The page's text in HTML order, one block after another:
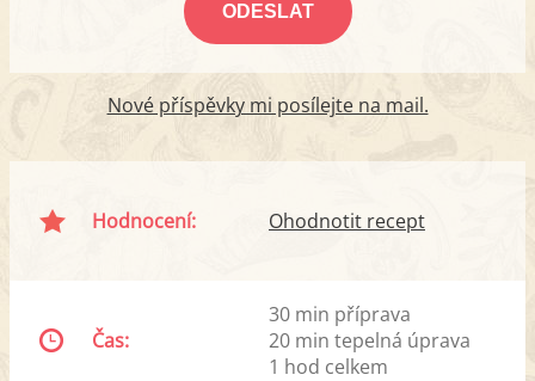
Nové příspěvky mi posílejte na mail.
Hodnocení: Ohodnotit recept
Čas:
30 min příprava
20 min tepelná úprava
1 hod celkem